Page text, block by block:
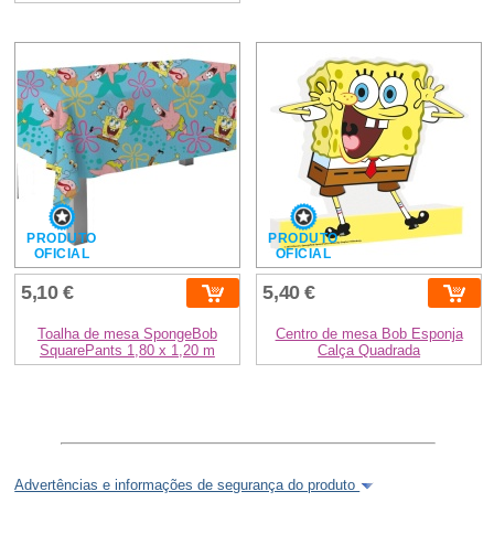
PRODUTO
OFICIAL
5,10 €
Toalha de mesa SpongeBob
SquarePants 1,80 x 1,20 m
PRODUTO
OFICIAL
5,40 €
Centro de mesa Bob Esponja
Calça Quadrada
Advertências e informações de segurança do produto